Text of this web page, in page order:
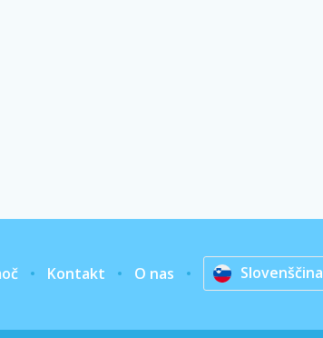
Kontakt O nas Slovenščina